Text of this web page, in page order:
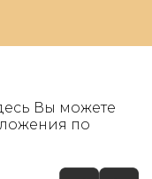
Вы можете
по